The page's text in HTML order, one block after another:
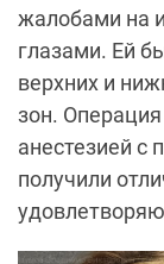
жалобами на
глазами. Ей
верхних и
зон.
анестезией с
получили